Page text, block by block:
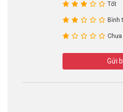
Tốt
Bình
Gửi